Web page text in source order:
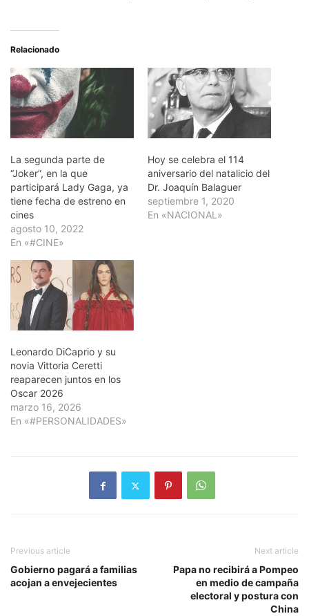
Relacionado
La segunda parte de
“Joker”, en la que
participará Lady Gaga, ya
tiene fecha de estreno en
cines
agosto 10, 2022
En «#CINE»
Hoy se celebra el 114
aniversario del natalicio del
Dr. Joaquín Balaguer
septiembre 1, 2020
En «NACIONAL»
Leonardo DiCaprio y su
novia Vittoria Ceretti
reaparecen juntos en los
Oscar 2026
marzo 16, 2026
En «#PERSONALIDADES»
Previous article
Gobierno pagará a familias
acojan a envejecientes
Next article
Papa no recibirá a Pompeo
en medio de campaña
electoral y postura con
China